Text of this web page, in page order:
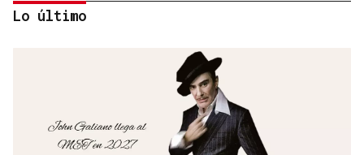
Lo último